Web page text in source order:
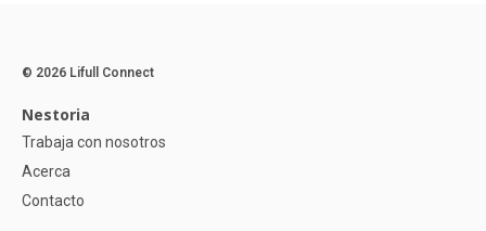
© 2026 Lifull Connect
Nestoria
Trabaja con nosotros
Acerca
Contacto